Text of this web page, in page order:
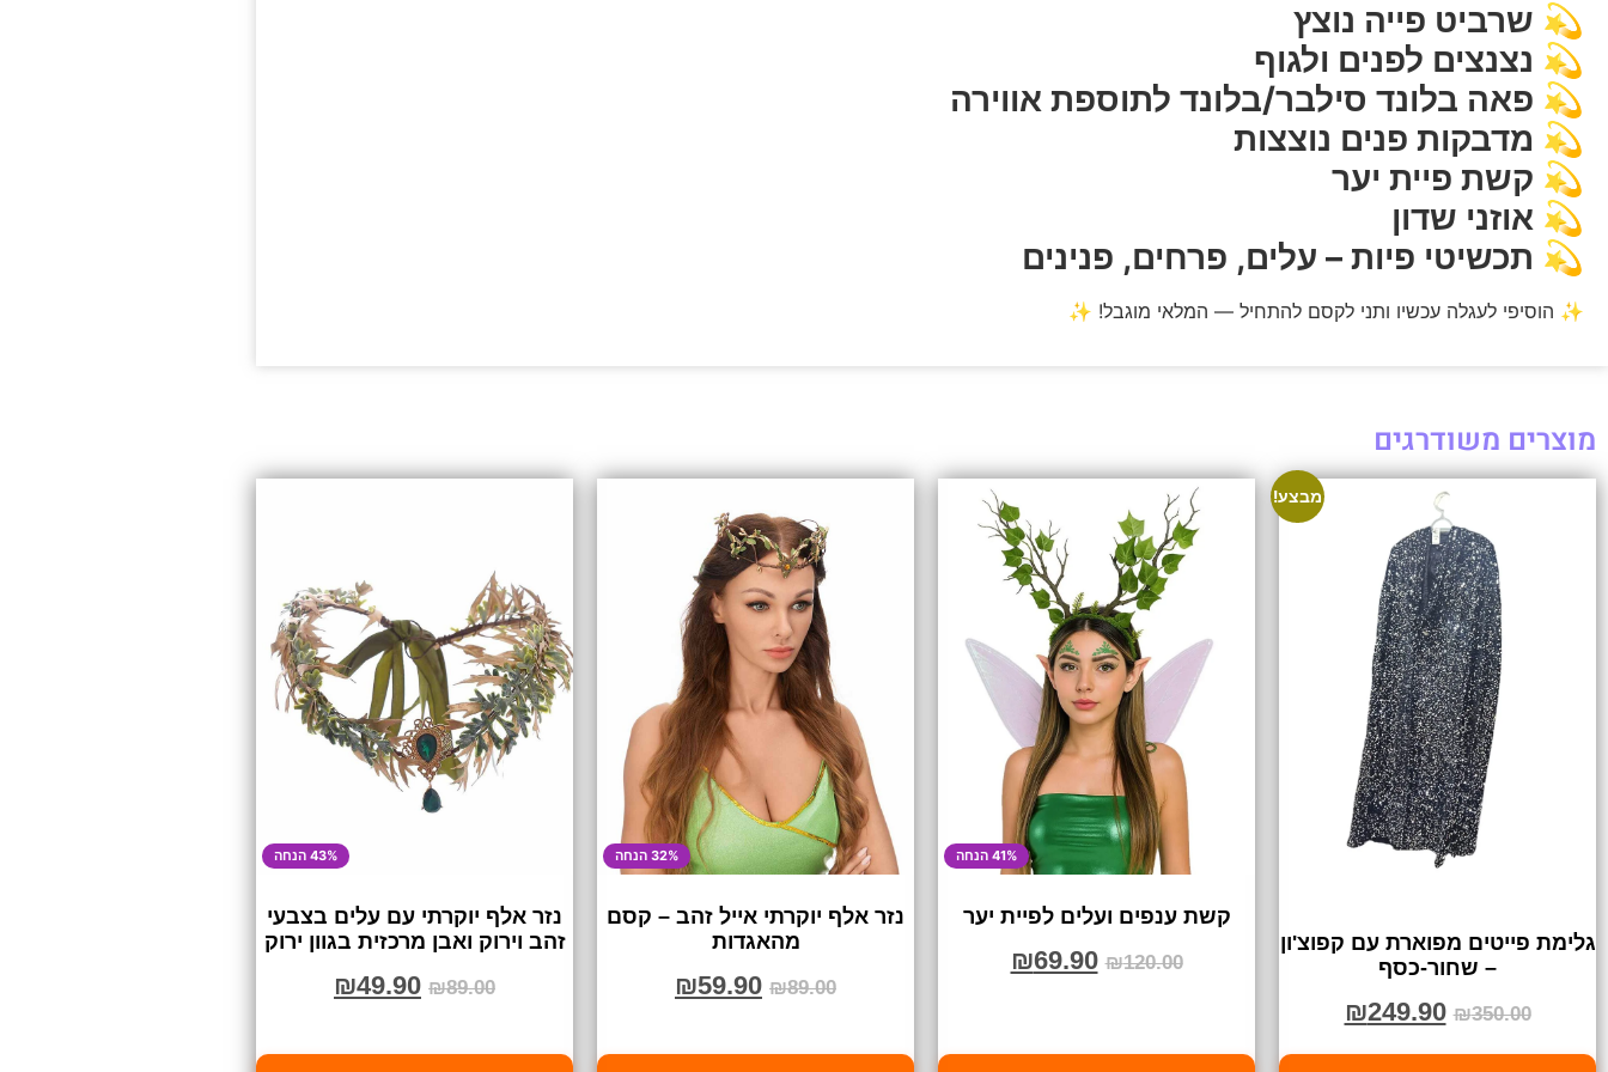
💫 שרביט פייה נוצץ
💫 נצנצים לפנים ולגוף
💫 פאה בלונד סילבר/בלונד לתוספת אווירה
💫 מדבקות פנים נוצצות
💫 קשת פיית יער
💫 אוזני שדון
💫 תכשיטי פיות – עלים, פרחים, פנינים
✨ הוסיפי לעגלה עכשיו ותני לקסם להתחיל — המלאי מוגבל! ✨
מוצרים משודרגים
מבצע!
גלימת פייטים מפוארת עם קפוצ'ון
– שחור-כסף
₪350.00
₪249.90
41% הנחה
קשת ענפים ועלים לפיית יער
₪120.00
₪69.90
32% הנחה
נזר אלף יוקרתי אייל זהב – קסם
מהאגדות
₪89.00
₪59.90
43% הנחה
נזר אלף יוקרתי עם עלים בצבעי
זהב וירוק ואבן מרכזית בגוון ירוק
₪89.00
₪49.90